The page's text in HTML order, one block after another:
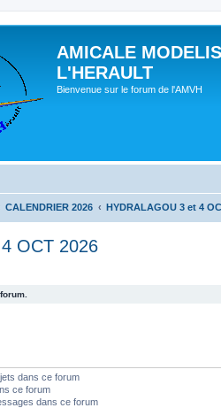
AMICALE
L'HERAULT
Bienvenue sur le forum de l'AMVH
CALENDRIER 2026 HYDRALAGOU 3 et 4
OCT 2026
dans ce forum
ce forum
dans ce forum